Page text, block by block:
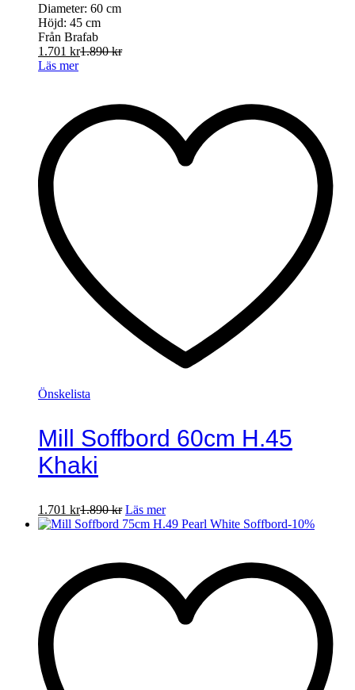
Diameter: 60 cm
Höjd: 45 cm
Från Brafab
1.701 kr1.890kr
Läs mer
Önskelista
Mill Soffbord 60cm H.45
Khaki
1.701 kr1.890kr Läs mer
-10%